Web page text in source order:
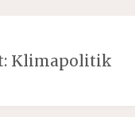
Klimapolitik